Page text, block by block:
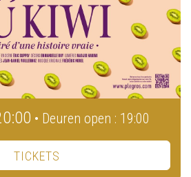
• Deuren open : 19:00
TICKETS